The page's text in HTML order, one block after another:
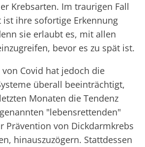
Krebsarten. Im traurigen Fall
ist ihre sofortige Erkennung
sie erlaubt es, mit allen
bevor es zu spät ist.
Covid hat jedoch die
überall beeinträchtigt,
Monaten die Tendenz
"lebensrettenden"
Prävention von Dickdarmkrebs
hinauszuzögern. Stattdessen